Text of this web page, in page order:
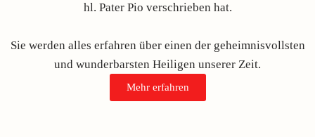
hl. Pater Pio verschrieben hat.
Sie werden alles erfahren über einen der geheimnisvollsten
und wunderbarsten Heiligen unserer Zeit.
Mehr erfahren